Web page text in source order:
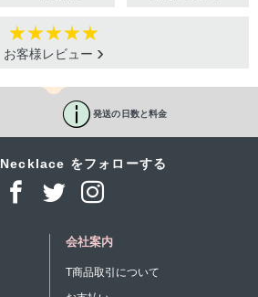
お客様レビュー
発送の日数と料金
をフォローする
会社案内
T商品取引について